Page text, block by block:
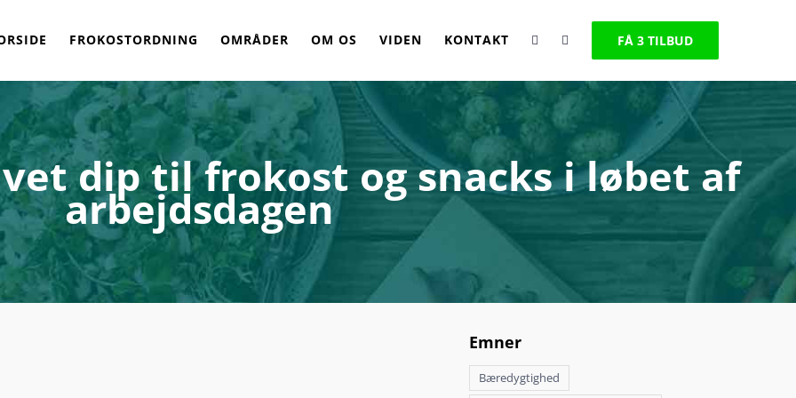
FROKOSTORDNING OMRÅDER OM OS VIDEN KONTAKT FÅ 3 TILBUD
dip til frokost og snacks i løbet af
arbejdsdagen
Emner
Bæredygtighed